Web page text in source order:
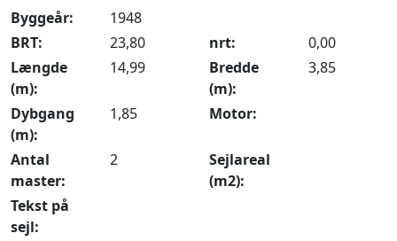
Byggeår:
1948
BRT:
23,80 nrt:
0,00
Længde
(m):
14,99
Bredde
(m):
3,85
Dybgang
(m):
1,85 Motor:
Antal
master:
2
Sejlareal
(m2):
Tekst på
sejl: